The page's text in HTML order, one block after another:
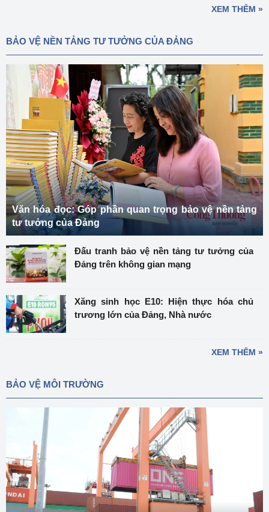
XEM THÊM »
BẢO VỆ NỀN TẢNG TƯ TƯỞNG CỦA ĐẢNG
Văn hóa đọc: Góp phần quan trọng bảo vệ nền tảng
tư tưởng của Đảng
Đấu tranh bảo vệ nền tảng tư tưởng của
Đảng trên không gian mạng
Xăng sinh học E10: Hiện thực hóa chủ
trương lớn của Đảng, Nhà nước
XEM THÊM »
BẢO VỆ MÔI TRƯỜNG